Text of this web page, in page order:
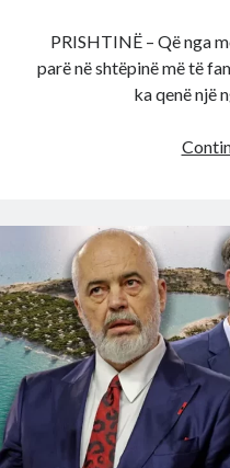
PRISHTINË – Që nga
parë në shtëpinë më të
ka qenë një